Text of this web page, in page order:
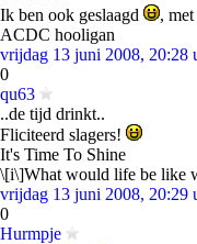
Ik ben ook geslaagd
,
ACDC hooligan
vrijdag 13 juni 2008, 20:28
0
qu63
..de tijd drinkt..
Fliciteerd slagers!
It's Time To Shine
\[i\]What would life be like
vrijdag 13 juni 2008, 20:29
0
Hurmpje